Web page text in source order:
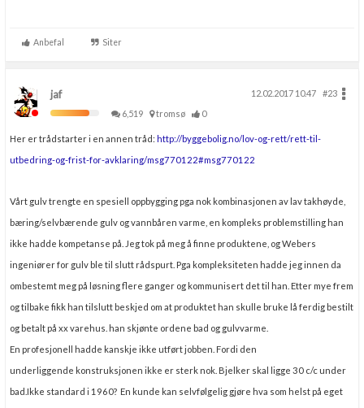
Anbefal Siter
jaf 12.02.2017 10.47
#23
6,519
tromsø 0
Her er trådstarter i en annen tråd: http://byggebolig.no/lov-og-rett/rett-til-
utbedring-og-frist-for-avklaring/msg770122#msg770122
Vårt gulv trengte en spesiell oppbygging pga nok kombinasjonen av lav takhøyde,
bæring/selvbærende gulv og vannbåren varme, en kompleks problemstilling han
ikke hadde kompetanse på. Jeg tok på meg å finne produktene, og Webers
ingeniører for gulv ble til slutt rådspurt. Pga kompleksiteten hadde jeg innen da
ombestemt meg på løsning flere ganger og kommunisert det til han. Etter mye frem
og tilbake fikk han tilslutt beskjed om at produktet han skulle bruke lå ferdig bestilt
og betalt på xx varehus. han skjønte ordene bad og gulvvarme.
En profesjonell hadde kanskje ikke utført jobben. Fordi den
underliggende konstruksjonen ikke er sterk nok. Bjelker skal ligge 30 c/c under
bad.Ikke standard i 1960? En kunde kan selvfølgelig gjøre hva som helst på eget